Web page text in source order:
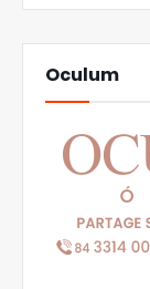
Oculum